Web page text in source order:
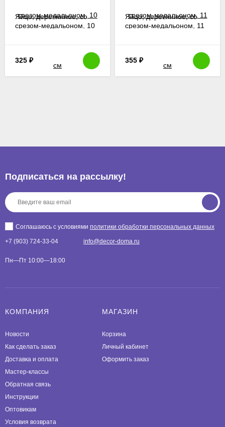
Яйцо, деревянное, со
срезом-медальоном, 10
325 ₽
Яйцо, деревянное, со
срезом-медальоном, 11
355 ₽
Подписаться на рассылкy!
Соглашаюсь с условиями политики обработки персональных данных
+7 (903) 724-33-04 info@decor-doma.ru
Пн—Пт 10:00—18:00
КОМПАНИЯ
Новости
Как сделать заказ
Доставка и оплата
Мастер-классы
Обратная связь
Инструкции
Оптовикам
Условия возврата
МАГАЗИН
Корзина
Личный кабинет
Оформить заказ